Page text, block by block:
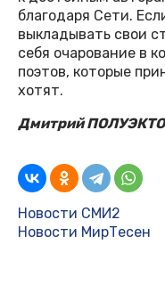
благодаря Сети.
выкладывать свои
себя очарование в
поэтов, которые
хотят.
Дмитрий
Новости СМИ2
Новости МирТесен